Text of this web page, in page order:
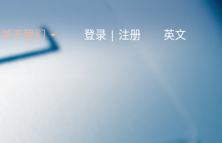
关于我们 登录 | 注册 英文